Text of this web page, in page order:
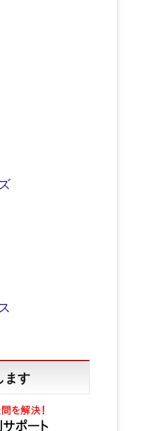
ます